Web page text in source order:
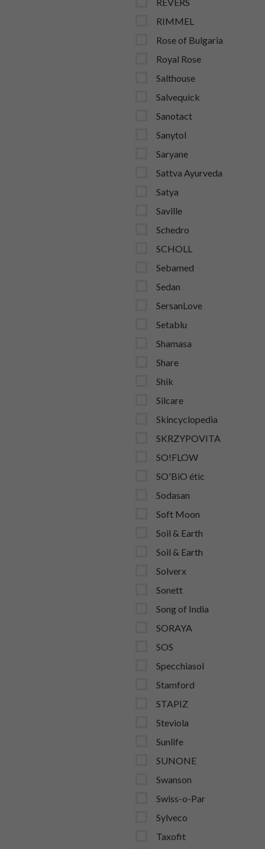
RIMMEL
Rose of Bulgaria
Royal Rose
Salthouse
Salvequick
Sanotact
Sanytol
Saryane
Sattva Ayurveda
Satya
Saville
Schedro
SCHOLL
Sebamed
Sedan
SersanLove
Setablu
Shamasa
Share
Shik
Silcare
Skincyclopedia
SKRZYPOVITA
SO!FLOW
SO'BiO étic
Sodasan
Soft Moon
Soil & Earth
Soil & Earth
Solverx
Sonett
Song of India
SORAYA
SOS
Specchiasol
Stamford
STAPIZ
Steviola
Sunlife
SUNONE
Swanson
Swiss-o-Par
Sylveco
Taxofit